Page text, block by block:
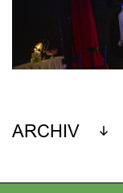
ARCHIV